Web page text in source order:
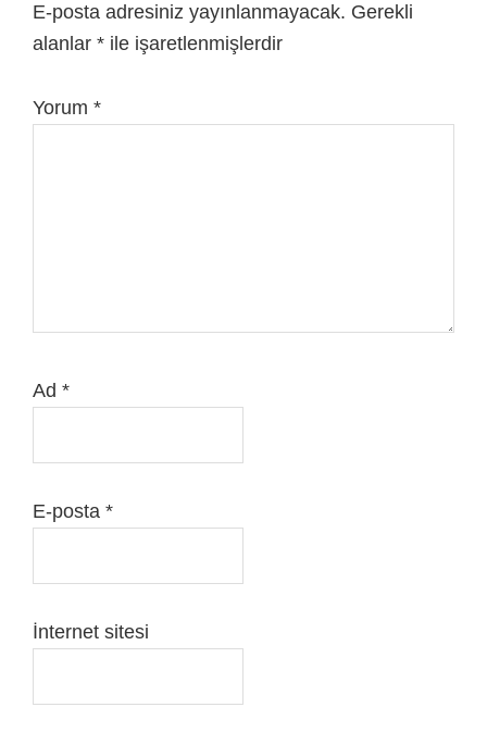
E-posta adresiniz yayınlanmayacak. Gerekli
alanlar * ile işaretlenmişlerdir
Yorum *
Ad *
E-posta *
İnternet sitesi